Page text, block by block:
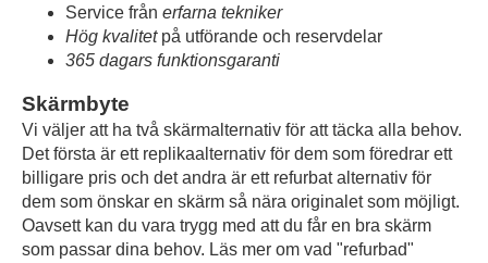
Service från erfarna tekniker
Hög kvalitetpå utförande och reservdelar
365 dagars funktionsgaranti
Skärmbyte
Vi väljer att ha två skärmalternativ för att täcka alla behov.
Det första är ett replikaalternativ för dem som föredrar ett
billigare pris och det andra är ett refurbat alternativ för
dem som önskar en skärm så nära originalet som möjligt.
Oavsett kan du vara trygg med att du får en bra skärm
som passar dina behov. Läs mer om vad "refurbad"